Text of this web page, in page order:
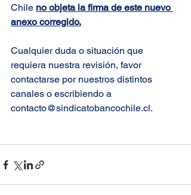
Chile no objeta la firma de este nuevo
anexo corregido.
Cualquier duda o situación que
requiera nuestra revisión, favor
contactarse por nuestros distintos
canales o escribiendo a
contacto@sindicatobancochile.cl.